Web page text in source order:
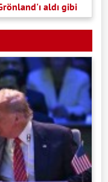
aldı gibi